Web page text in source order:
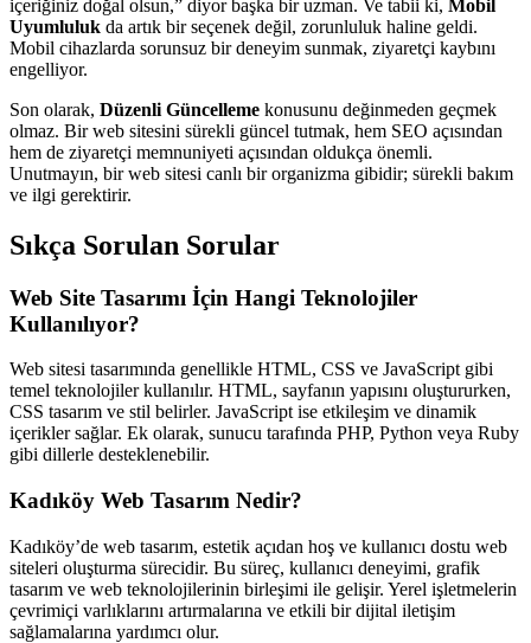
içeriğiniz doğal olsun,” diyor başka bir uzman. Ve tabii ki, Mobil
Uyumluluk da artık bir seçenek değil, zorunluluk haline geldi.
Mobil cihazlarda sorunsuz bir deneyim sunmak, ziyaretçi kaybını
engelliyor.
Son olarak, Düzenli Güncelleme konusunu değinmeden geçmek
olmaz. Bir web sitesini sürekli güncel tutmak, hem SEO açısından
hem de ziyaretçi memnuniyeti açısından oldukça önemli.
Unutmayın, bir web sitesi canlı bir organizma gibidir; sürekli bakım
ve ilgi gerektirir.
Sıkça Sorulan Sorular
Web Site Tasarımı İçin Hangi Teknolojiler
Kullanılıyor?
Web sitesi tasarımında genellikle HTML, CSS ve JavaScript gibi
temel teknolojiler kullanılır. HTML, sayfanın yapısını oluştururken,
CSS tasarım ve stil belirler. JavaScript ise etkileşim ve dinamik
içerikler sağlar. Ek olarak, sunucu tarafında PHP, Python veya Ruby
gibi dillerle desteklenebilir.
Kadıköy Web Tasarım Nedir?
Kadıköy’de web tasarım, estetik açıdan hoş ve kullanıcı dostu web
siteleri oluşturma sürecidir. Bu süreç, kullanıcı deneyimi, grafik
tasarım ve web teknolojilerinin birleşimi ile gelişir. Yerel işletmelerin
çevrimiçi varlıklarını artırmalarına ve etkili bir dijital iletişim
sağlamalarına yardımcı olur.